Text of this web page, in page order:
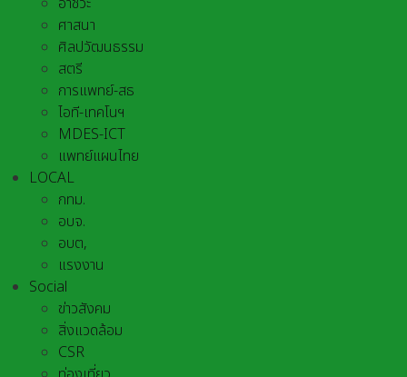
ศาสนา
ศิลปวัฒนธรรม
สตรี
การแพทย์-สธ
ไอที-เทคโนฯ
MDES-ICT
แพทย์แผนไทย
LOCAL
กทม.
อบจ.
อบต,
แรงงาน
Social
ข่าวสังคม
สิ่งแวดล้อม
CSR